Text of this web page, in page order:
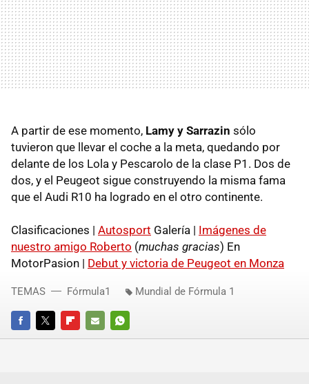
A partir de ese momento, Lamy y Sarrazin sólo
tuvieron que llevar el coche a la meta, quedando por
delante de los Lola y Pescarolo de la clase P1. Dos de
dos, y el Peugeot sigue construyendo la misma fama
que el Audi R10 ha logrado en el otro continente.
Clasificaciones | Autosport Galería | Imágenes de
nuestro amigo Roberto (muchas gracias) En
MotorPasion | Debut y victoria de Peugeot en Monza
FACEBOOKTWITTERFLIPBOARD
E-
WHATSAPP
TEMAS Fórmula1 Mundial de Fórmula 1